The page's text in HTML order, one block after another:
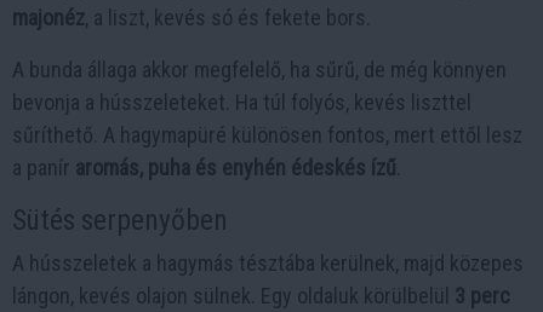
majonéz, a liszt, kevés só és fekete bors.
A bunda állaga akkor megfelelő, ha sűrű, de még könnyen
bevonja a hússzeleteket. Ha túl folyós, kevés liszttel
sűríthető. A hagymapüré különösen fontos, mert ettől lesz
a panír aromás, puha és enyhén édeskés ízű
Sütés serpenyőben
A hússzeletek a hagymás tésztába kerülnek, majd közepes
lángon, kevés olajon sülnek. Egy oldaluk körülbelül 3 perc